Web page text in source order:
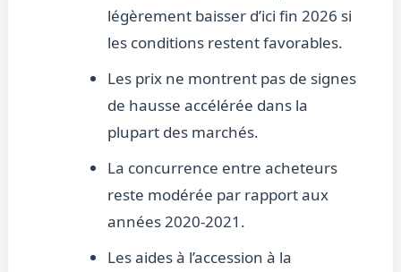
légèrement baisser d’ici fin 2026 si
les conditions restent favorables.
Les prix ne montrent pas de signes
de hausse accélérée dans la
plupart des marchés.
La concurrence entre acheteurs
reste modérée par rapport aux
années 2020-2021.
Les aides à l’accession à la